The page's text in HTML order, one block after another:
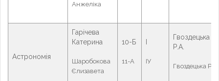
Анжеліка
Астрономія
Гарічева
Катерина
Шаробокова
Єлизавета
10-Б
11-А ІУ
Гвоздецька
Р.А.
Гвоздецька Р.А.